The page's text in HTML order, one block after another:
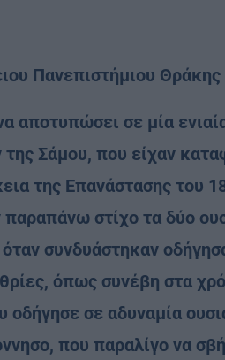
Πανεπιστήμιου Θράκης
αποτυπώσει σε μία
Σάμου, που είχαν
της Επανάστασης του
παραπάνω στίχο τα δύο
συνδυάστηκαν
όπως συνέβη στα
σε αδυναμία
που παραλίγο να